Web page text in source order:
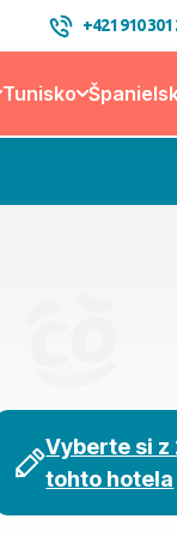
+421 910 301
Tunisko
Vyberte si
tohto hotela